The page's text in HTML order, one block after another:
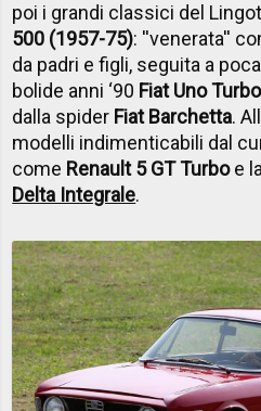
poi i grandi classici del
500 (1957-75): ''venerata''
da padri e figli, seguita a
bolide anni ‘90 Fiat Uno
dalla spider Fiat Barchetta.
modelli indimenticabili dal
come Renault 5 GT Turboe
Delta Integrale.